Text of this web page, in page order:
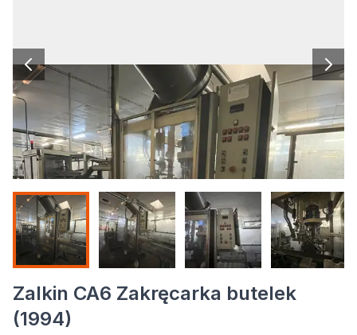
Zalkin CA6 Zakręcarka butelek
(1994)